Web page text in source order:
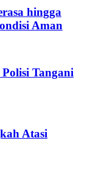
hingga
Aman
Tangani
Atasi